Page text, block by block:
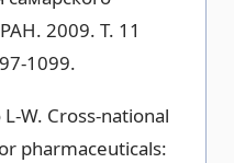
2009. Т. 11
1099.
L-W. Cross-national
pharmaceuticals: